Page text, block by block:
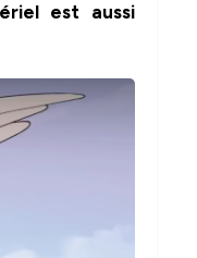
est aussi